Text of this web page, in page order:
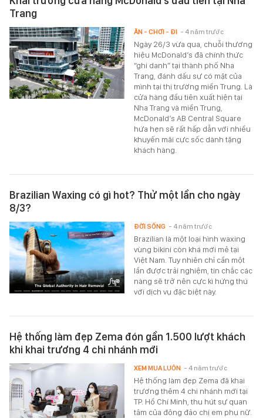
Trang
Ngày 26/3 vừa qua, chuỗi thương
hiệu McDonald’s đã chính thức
“ghi danh” tại thành phố Nha
Trang, đánh dấu sự có mặt của
mình tại thị trường miền Trung. Là
cửa hàng đầu tiên xuất hiện tại
Nha Trang và miền Trung,
McDonald’s AB Central Square
hứa hẹn sẽ rất hấp dẫn với nhiều
khuyến mãi cực sốc dành tặng
khách hàng.
ĂN - CHƠI - ĐI - 4 năm trước
Brazilian Waxing có gì hot? Thử một lần cho ngày
8/3?
Brazilian là một loại hình waxing
vùng bikini còn khá mới mẻ tại
Việt Nam. Tuy nhiên chỉ cần một
lần được trải nghiệm, tin chắc các
nàng sẽ trở nên cực kì hứng thú
với dịch vụ đặc biệt này.
ĐỜI SỐNG - 4 năm trước
Hệ thống làm đẹp Zema đón gần 1.500 lượt khách
khi khai trương 4 chi nhánh mới
Hệ thống làm đẹp Zema đã khai
trương thêm 4 chi nhánh mới tại
TP. Hồ Chí Minh, thu hút sự quan
tâm của đông đảo chị em phụ nữ.
XEM MUA LUÔN - 4 năm trước